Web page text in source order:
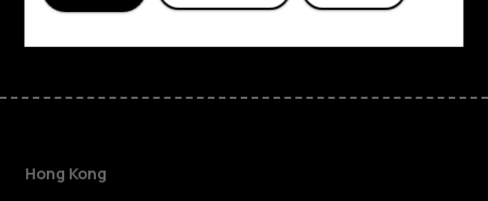
FacebookInstagram
TiktokYoutubeLinkedinDiscord
Hong Kong